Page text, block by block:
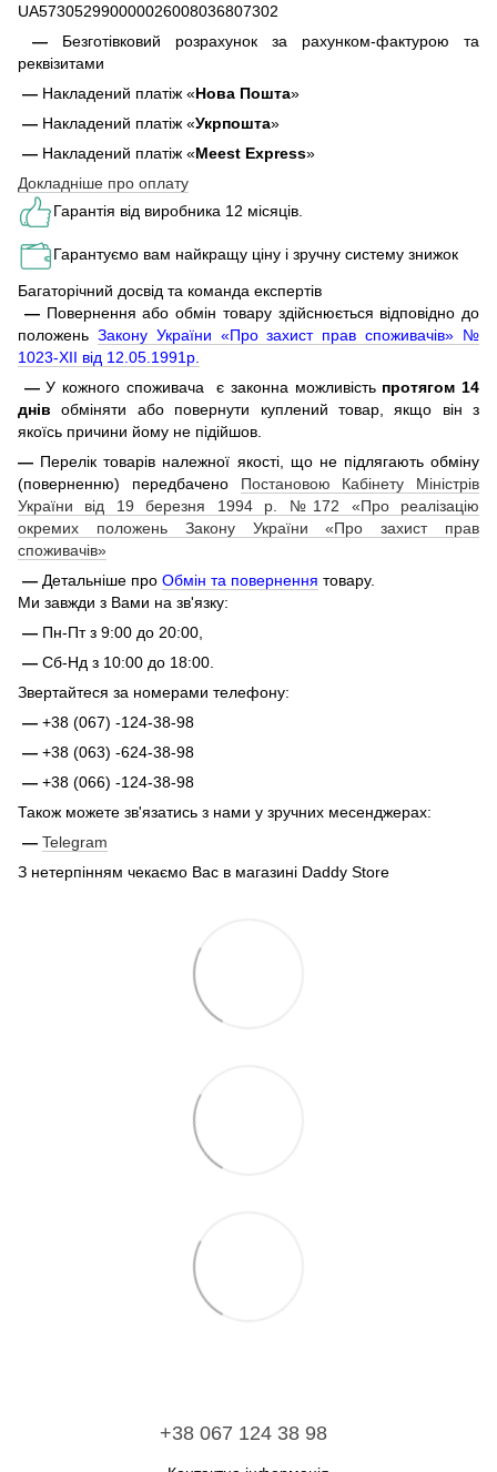
UA573052990000026008036807302
— Безготівковий розрахунок за рахунком-фактурою та
реквізитами
— Накладений платіж «Нова Пошта»
— Накладений платіж «Укрпошта»
— Накладений платіж «Meest Express»
Докладніше про оплату
Гарантія від виробника 12 місяців.
Гарантуємо вам найкращу ціну і зручну систему знижок
Багаторічний досвід та команда експертів
— Повернення або обмін товару здійснюється відповідно до
положень Закону України «Про захист прав споживачів» №
1023-XII від 12.05.1991р.
—У кожного споживача є законна можливість протягом 14
днів обміняти або повернути куплений товар, якщо він з
якоїсь причини йому не підійшов.
— Перелік товарів належної якості, що не підлягають обміну
(поверненню) передбачено Постановою Кабінету Міністрів
України від 19 березня 1994 р. №172 «Про реалізацію
окремих положень Закону України «Про захист прав
споживачів»
— Детальніше про Обмін та повернення товару.
Ми завжди з Вами на зв'язку:
— Пн-Пт з 9:00 до 20:00,
— Сб-Нд з 10:00 до 18:00.
Звертайтеся за номерами телефону:
— +38 (067) -124-38-98
— +38 (063) -624-38-98
— +38 (066) -124-38-98
Також можете зв'язатись з нами у зручних месенджерах:
— Telegram
З нетерпінням чекаємо Вас в магазині Daddy Store
+38 067 124 38 98